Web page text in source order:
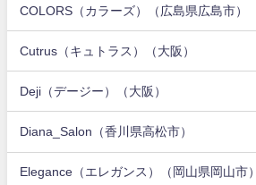
COLORS（カラーズ）（広島県広島市）
Cutrus（キュトラス）（大阪）
Deji（デージー）（大阪）
Diana_Salon（香川県高松市）
Elegance（エレガンス）（岡山県岡山市）